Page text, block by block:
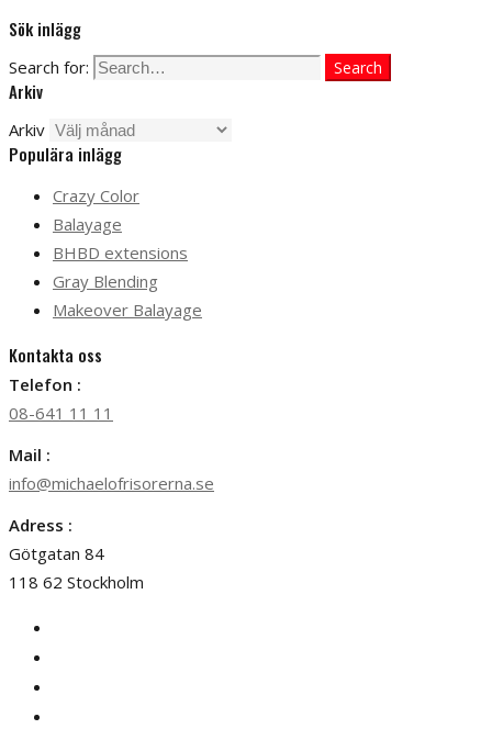
Sök inlägg
Search for: Search
Arkiv
Arkiv
Populära inlägg
Crazy Color
Balayage
BHBD extensions
Gray Blending
Makeover Balayage
Kontakta oss
Telefon :
08-641 11 11
Mail :
info@michaelofrisorerna.se
Adress :
Götgatan 84
118 62 Stockholm